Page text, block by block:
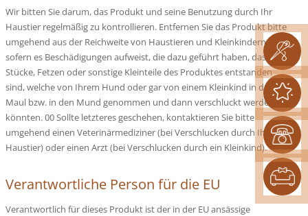
Wir bitten Sie darum, das Produkt und seine Benutzung durch Ihr
Haustier regelmäßig zu kontrollieren. Entfernen Sie das Produkt bitte
umgehend aus der Reichweite von Haustieren und Kleinkindern,
sofern es Beschädigungen aufweist, die dazu geführt haben, dass
Stücke, Fetzen oder sonstige Kleinteile des Produktes entstanden
sind, welche von Ihrem Hund oder gar von einem Kleinkind in das
Maul bzw. in den Mund genommen und dann verschluckt werden
könnten. 00 Sollte letzteres geschehen, kontaktieren Sie bitte
umgehend einen Veterinärmediziner (bei Verschlucken durch Ihr
Haustier) oder einen Arzt (bei Verschlucken durch ein Kleinkind)."
Verantwortliche Person für die EU
Verantwortlich für dieses Produkt ist der in der EU ansässige